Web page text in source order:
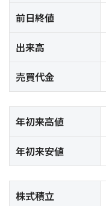
前日終値
出来高
売買代金
年初来高値
年初来安値
株式積立